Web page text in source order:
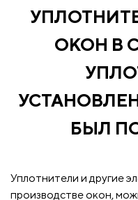
ОКОН В
БЫЛ
Уплотнители и другие
производстве окон,